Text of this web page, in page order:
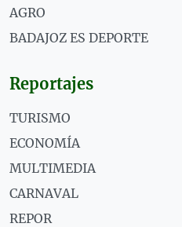
AGRO
BADAJOZ ES DEPORTE
Reportajes
TURISMO
ECONOMÍA
MULTIMEDIA
CARNAVAL
REPOR